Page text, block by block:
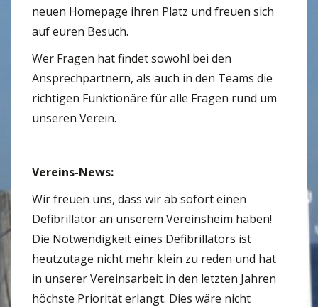
neuen Homepage ihren Platz und freuen sich
auf euren Besuch.
Wer Fragen hat findet sowohl bei den
Ansprechpartnern, als auch in den Teams die
richtigen Funktionäre für alle Fragen rund um
unseren Verein.
Vereins-News:
Wir freuen uns, dass wir ab sofort einen
Defibrillator an unserem Vereinsheim haben!
Die Notwendigkeit eines Defibrillators ist
heutzutage nicht mehr klein zu reden und hat
in unserer Vereinsarbeit in den letzten Jahren
höchste Priorität erlangt. Dies wäre nicht